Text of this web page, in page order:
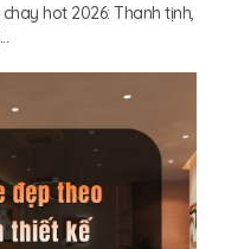
hot 2026: Thanh tịnh,